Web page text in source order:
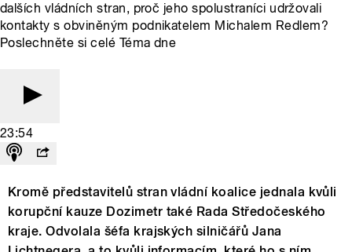
dalších vládních stran, proč jeho spolustraníci udržovali
kontakty s obviněným podnikatelem Michalem Redlem?
Poslechněte si celé Téma dne
23:54
Kromě představitelů stran vládní koalice jednala kvůli
korupční kauze Dozimetr také Rada Středočeského
kraje. Odvolala šéfa krajských silničářů Jana